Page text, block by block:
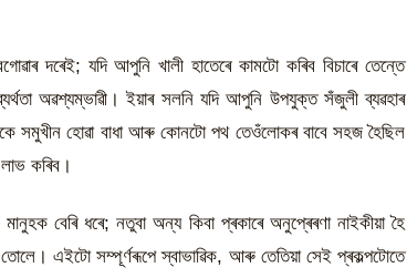
দৰেই; যদি আপুনি খালী হাতেৰে কামটো কৰিব বিচাৰে তেন্তে
অৱশ্যম্ভাৱী। ইয়াৰ সলনি যদি আপুনি উপযুক্ত সঁজুলী ব্যৱহাৰ
সমুখীন হোৱা বাধা আৰু কোনটো পথ তেওঁলোকৰ বাবে সহজ হৈছিল
কৰিব।
বেৰি ধৰে; নতুবা অন্য কিবা প্ৰকাৰে অনুপ্ৰেৰণা নাইকীয়া হৈ
এইটো সম্পূৰ্ণৰূপে স্বাভাৱিক, আৰু তেতিয়া সেই প্ৰকল্পটোতে